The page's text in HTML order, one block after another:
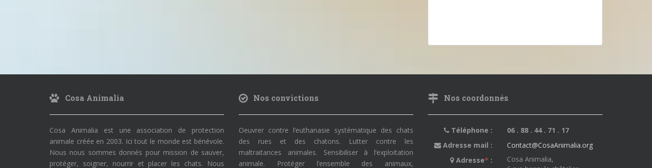
Cosa Animalia
Cosa Animalia est une association de protection
animale créée en 2003. Ici tout le monde est bénévole.
Nous nous sommes donnés pour mission de sauver,
protéger, soigner, nourrir et placer les chats. Nous
Nos convictions
Oeuvrer contre l’euthanasie systématique des chats
des rues et des chatons. Lutter contre les
maltraitances animales. Sensibiliser à l’exploitation
animale. Protéger l’ensemble des animaux,
Nos coordonnés
Téléphone :
06 . 88 . 44 . 71 . 17
Adresse mail :
Contact@CosaAnimalia.org
Adresse* :
Cosa Animalia,